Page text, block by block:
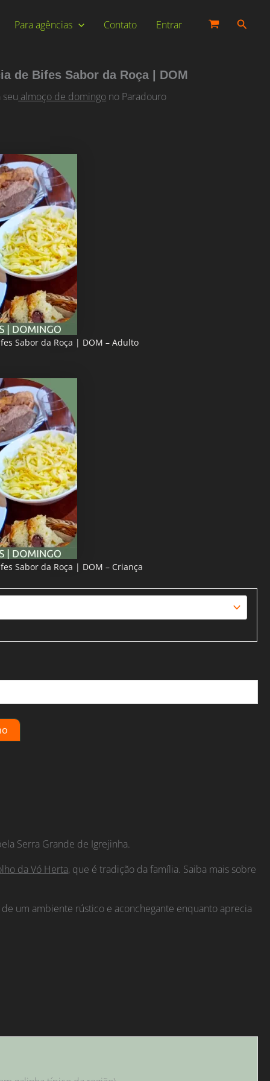
Para agências Contato Entrar
de Bifes Sabor da Roça | DOM
almoço de domingo no Paradouro
Sabor da Roça | DOM – Adulto
Sabor da Roça | DOM – Criança
Serra Grande de Igrejinha.
da Vó Herta, que é tradição da família. Saiba mais sobre
um ambiente rústico e aconchegante enquanto aprecia